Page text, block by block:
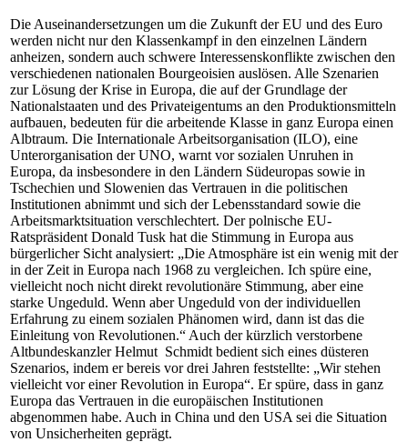
Die Auseinandersetzungen um die Zukunft der EU und des Euro
werden nicht nur den Klassenkampf in den einzelnen Ländern
anheizen, sondern auch schwere Interessenskonflikte zwischen den
verschiedenen nationalen Bourgeoisien auslösen. Alle Szenarien
zur Lösung der Krise in Europa, die auf der Grundlage der
Nationalstaaten und des Privateigentums an den Produktionsmitteln
aufbauen, bedeuten für die arbeitende Klasse in ganz Europa einen
Albtraum. Die Internationale Arbeitsorganisation (ILO), eine
Unterorganisation der UNO, warnt vor sozialen Unruhen in
Europa, da insbesondere in den Ländern Südeuropas sowie in
Tschechien und Slowenien das Vertrauen in die politischen
Institutionen abnimmt und sich der Lebensstandard sowie die
Arbeitsmarktsituation verschlechtert. Der polnische EU-
Ratspräsident Donald Tusk hat die Stimmung in Europa aus
bürgerlicher Sicht analysiert: „Die Atmosphäre ist ein wenig mit der
in der Zeit in Europa nach 1968 zu vergleichen. Ich spüre eine,
vielleicht noch nicht direkt revolutionäre Stimmung, aber eine
starke Ungeduld. Wenn aber Ungeduld von der individuellen
Erfahrung zu einem sozialen Phänomen wird, dann ist das die
Einleitung von Revolutionen.“ Auch der kürzlich verstorbene
Altbundeskanzler Helmut Schmidt bedient sich eines düsteren
Szenarios, indem er bereis vor drei Jahren feststellte: „Wir stehen
vielleicht vor einer Revolution in Europa“. Er spüre, dass in ganz
Europa das Vertrauen in die europäischen Institutionen
abgenommen habe. Auch in China und den USA sei die Situation
von Unsicherheiten geprägt.